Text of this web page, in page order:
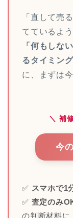
「直して売
てているよ
「何もしな
るタイミング
に、まずは
＼ 補
今
✅ スマホで1
✅ 査定のみ
の判断材料に